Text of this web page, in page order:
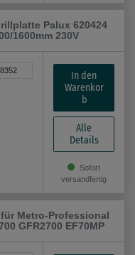
Palux 620424
1600mm 230V
In den
Warenkor
b
Alle
Details
Sofort
versandfertig
Metro-Professional
GFR2700 EF70MP